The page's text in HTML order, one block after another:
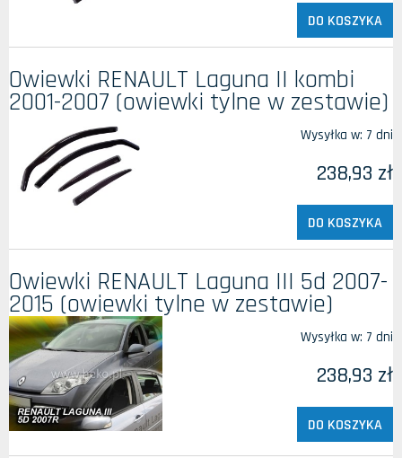
DO KOSZYKA
Owiewki RENAULT Laguna II kombi
2001-2007 (owiewki tylne w zestawie)
Wysyłka w: 7 dni
238,93 zł
DO KOSZYKA
Owiewki RENAULT Laguna III 5d 2007-
2015 (owiewki tylne w zestawie)
Wysyłka w: 7 dni
238,93 zł
DO KOSZYKA